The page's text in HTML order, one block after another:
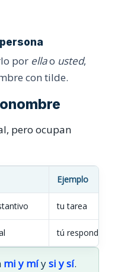
por ellao usted,
con tilde.
pero ocupan
Ejemplo
tu tarea
tú respondes
mi y míysi y sí.